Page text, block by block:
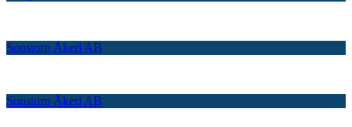
Sonstorp Åkeri AB
Sonstorp Åkeri AB